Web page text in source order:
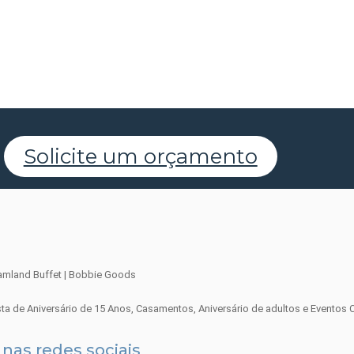
Solicite um orçamento
de Aniversário de 15 Anos, Casamentos, Aniversário de adultos e Eventos
nas redes sociais